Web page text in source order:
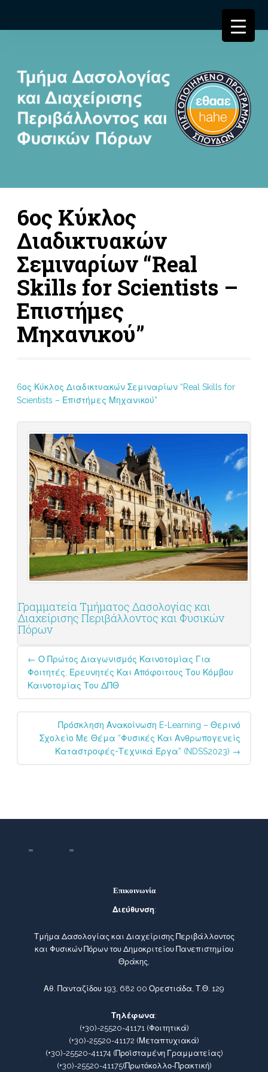
6ος Κύκλος
Διαδικτυακών
Σεμιναρίων “Real
Skills for Scientists –
Επιστήμες
Μηχανικού”
6ος Κύκλος Διαδικτυακών Σεμιναρίων “Real Skills for
Scientists – Επιστήμες Μηχανικού”
Γραμματεία Τμήματος Δασολογίας και
Διαχείρισης Περιβάλλοντος και Φυσικών
Πόρων
Post
navigation
← Ο Πρώτος Διαγωνισμός Καινοτομίας Για
Φοιτητές, Ερευνητές Και Απόφοιτους Του Κόμβου
Καινοτομίας Του ΔΠΘ
Πρόσκληση Ανακοίνωση E-Learning – Θερινό
Σχολείο Με Θέμα “Φυσικές Και Ανθρωπογενείς
Καταστροφές-Τεχνικά Έργα” (NDSS2023) →
Επικοινωνία
Διεύθυνση:
Τμήμα Δασολογίας και Διαχείρισης Περιβάλλοντος
και Φυσικών Πόρων του Δημοκριτείου Πανεπιστημίου
Θράκης,
Αθ. Πανταζίδου 193, 682 00 Ορεστιάδα, Τ.Θ. 129
Τηλέφωνα:
(+30)-25520-41171(Φοιτητικά)
(+30)-25520-41172 (Μεταπτυχιακά)
(+30)-25520-41174 (Προϊσταμένη Γραμματείας)
(+30)-25520-41175(Πρωτόκολλο-Πρακτική)